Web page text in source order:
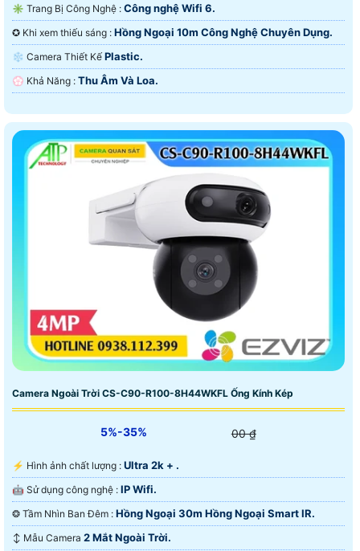
✳️ Trang Bị Công Nghệ : Công nghệ Wifi 6.
✪ Khi xem thiếu sáng : Hồng Ngoại 10m Công Nghệ Chuyên Dụng.
❄ Camera Thiết Kế Plastic.
️💮 Khả Năng : Thu Âm Và Loa.
Camera Ngoài Trời CS-C90-R100-8H44WKFL Ống Kính Kép
5%-35% 00 ₫
️⚡ Hình ảnh chất lượng : Ultra 2k + .
🤖️ Sử dụng công nghệ : IP Wifi.
❂ Tầm Nhìn Ban Đêm : Hồng Ngoại 30m Hồng Ngoại Smart IR.
↕️ Mẫu Camera 2 Mắt Ngoài Trời.